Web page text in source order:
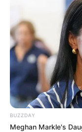
BUZZDAY
Meghan Markle's